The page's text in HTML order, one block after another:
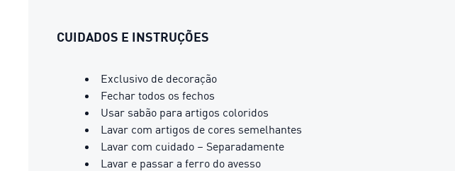
CUIDADOS E INSTRUÇÕES
Exclusivo de decoração
Fechar todos os fechos
Usar sabão para artigos coloridos
Lavar com artigos de cores semelhantes
Lavar com cuidado – Separadamente
Lavar e passar a ferro do avesso